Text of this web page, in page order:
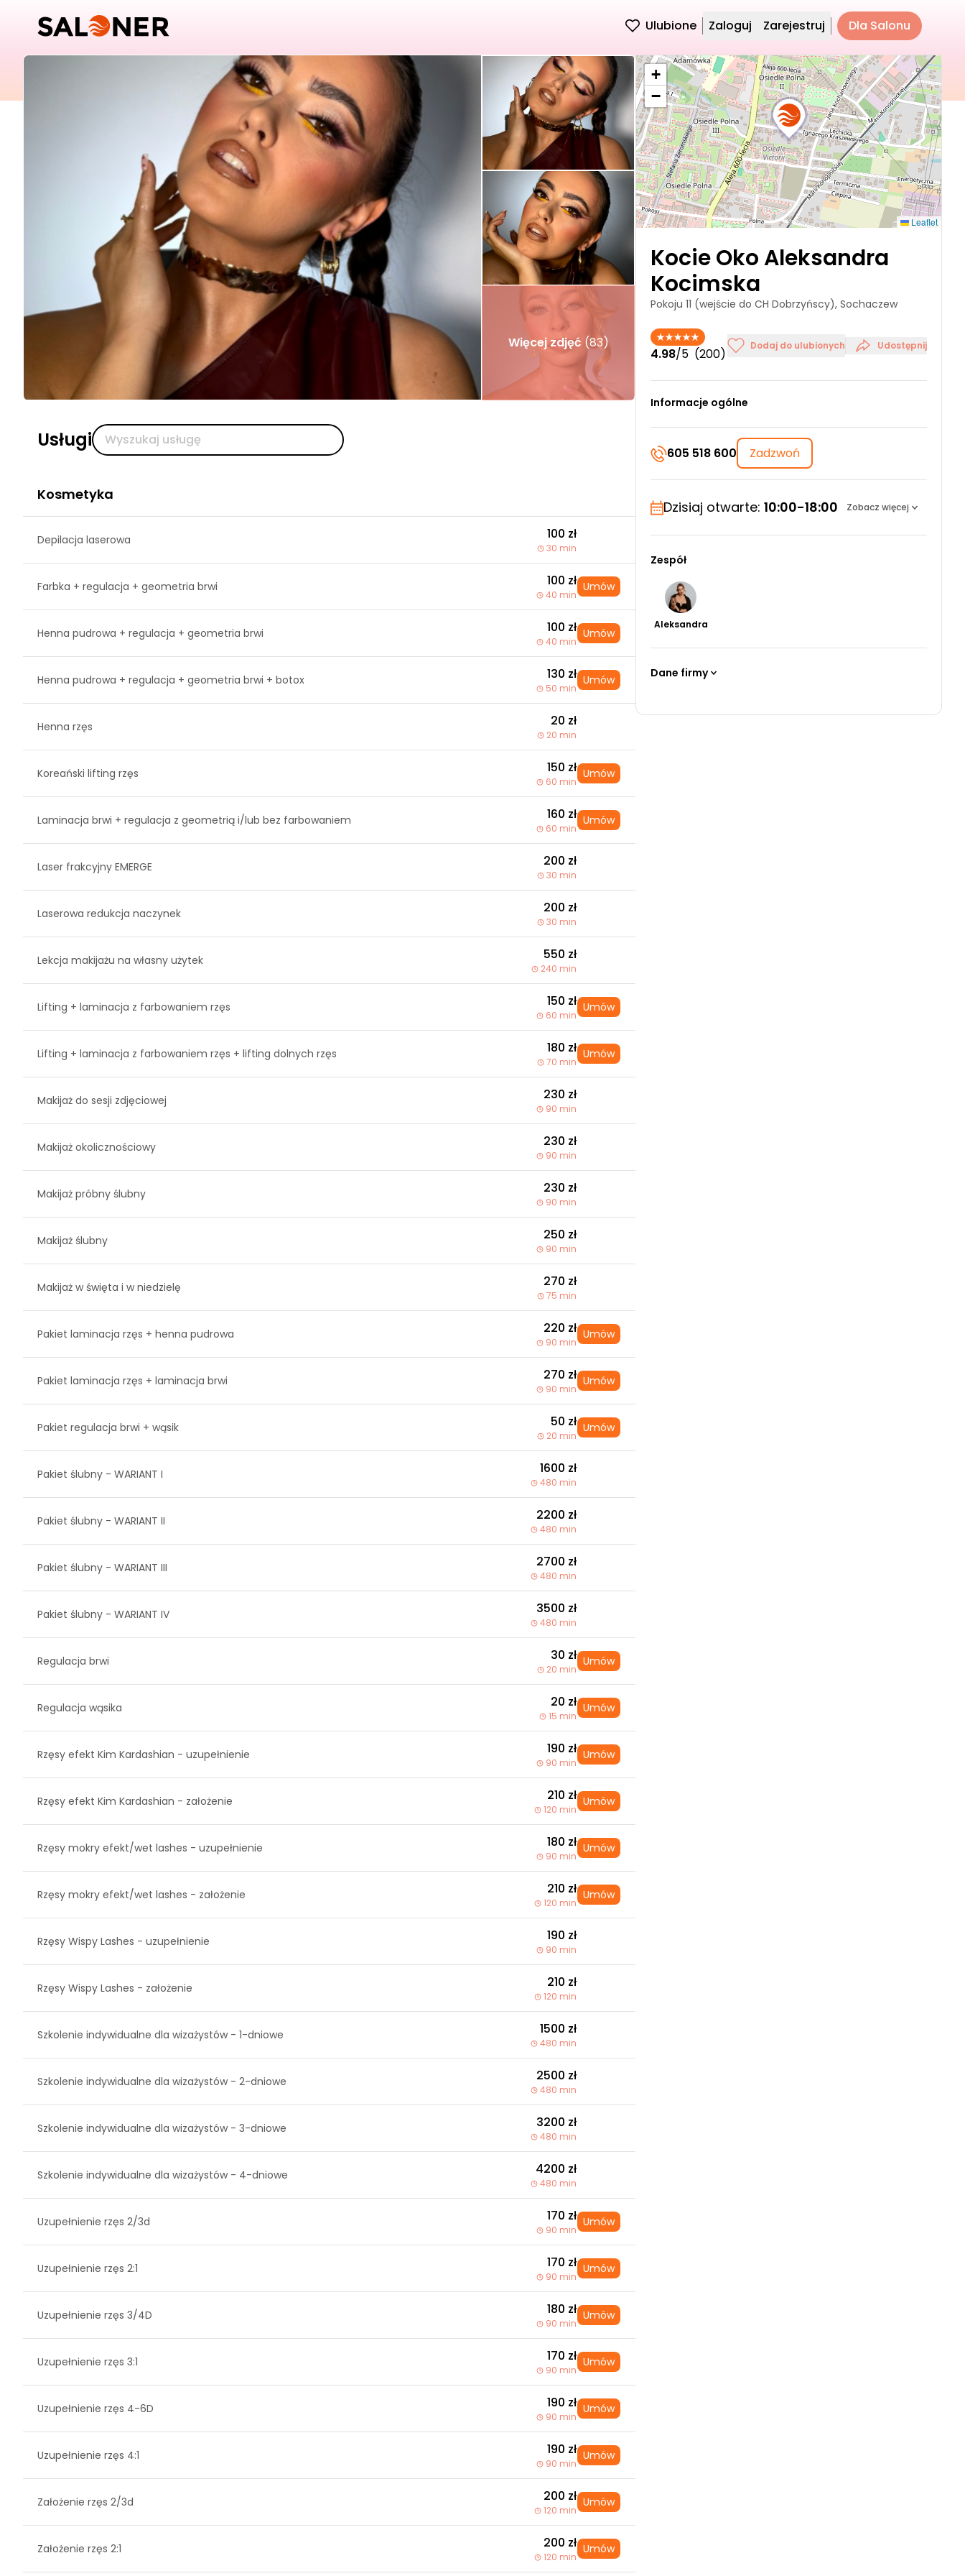
Ulubione Zaloguj Zarejestruj Dla Salonu
Więcej zdjęć (83)
Usługi
Kosmetyka
Depilacja laserowa 100 zł
30 min
Farbka + regulacja + geometria brwi 100 zł
40 min
Umów
Henna pudrowa + regulacja + geometria brwi 100 zł
40 min
Umów
Henna pudrowa + regulacja + geometria brwi + botox 130 zł
50 min
Umów
Henna rzęs 20 zł
20 min
Koreański lifting rzęs 150 zł
60 min
Umów
Laminacja brwi + regulacja z geometrią i/lub bez farbowaniem 160 zł
60 min
Umów
Laser frakcyjny EMERGE 200 zł
30 min
Laserowa redukcja naczynek 200 zł
30 min
Lekcja makijażu na własny użytek 550 zł
240 min
Lifting + laminacja z farbowaniem rzęs 150 zł
60 min
Umów
Lifting + laminacja z farbowaniem rzęs + lifting dolnych rzęs 180 zł
70 min
Umów
Makijaż do sesji zdjęciowej 230 zł
90 min
Makijaż okolicznościowy 230 zł
90 min
Makijaż próbny ślubny 230 zł
90 min
Makijaż ślubny 250 zł
90 min
Makijaż w święta i w niedzielę 270 zł
75 min
Pakiet laminacja rzęs + henna pudrowa 220 zł
90 min
Umów
Pakiet laminacja rzęs + laminacja brwi 270 zł
90 min
Umów
Pakiet regulacja brwi + wąsik 50 zł
20 min
Umów
Pakiet ślubny - WARIANT I 1600 zł
480 min
Pakiet ślubny - WARIANT II 2200 zł
480 min
Pakiet ślubny - WARIANT III 2700 zł
480 min
Pakiet ślubny - WARIANT IV 3500 zł
480 min
Regulacja brwi 30 zł
20 min
Umów
Regulacja wąsika 20 zł
15 min
Umów
Rzęsy efekt Kim Kardashian - uzupełnienie 190 zł
90 min
Umów
Rzęsy efekt Kim Kardashian - założenie 210 zł
120 min
Umów
Rzęsy mokry efekt/wet lashes - uzupełnienie 180 zł
90 min
Umów
Rzęsy mokry efekt/wet lashes - założenie 210 zł
120 min
Umów
Rzęsy Wispy Lashes - uzupełnienie 190 zł
90 min
Rzęsy Wispy Lashes - założenie 210 zł
120 min
Szkolenie indywidualne dla wizażystów - 1-dniowe 1500 zł
480 min
Szkolenie indywidualne dla wizażystów - 2-dniowe 2500 zł
480 min
Szkolenie indywidualne dla wizażystów - 3-dniowe 3200 zł
480 min
Szkolenie indywidualne dla wizażystów - 4-dniowe 4200 zł
480 min
Uzupełnienie rzęs 2/3d 170 zł
90 min
Umów
Uzupełnienie rzęs 2:1 170 zł
90 min
Umów
Uzupełnienie rzęs 3/4D 180 zł
90 min
Umów
Uzupełnienie rzęs 3:1 170 zł
90 min
Umów
Uzupełnienie rzęs 4-6D 190 zł
90 min
Umów
Uzupełnienie rzęs 4:1 190 zł
90 min
Umów
Założenie rzęs 2/3d 200 zł
120 min
Umów
Założenie rzęs 2:1 200 zł
120 min
Umów
+
−
Leaflet
Kocie Oko Aleksandra
Kocimska
Pokoju 11 (wejście do CH Dobrzyńscy), Sochaczew
4.98/5 (200)
Dodaj do ulubionych Udostępnij
Informacje ogólne
605 518 600 Zadzwoń
Dzisiaj otwarte:10:00-18:00 Zobacz więcej
Zespół
Aleksandra
Dane firmy